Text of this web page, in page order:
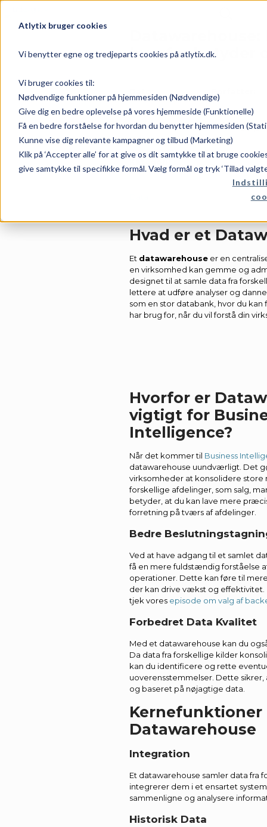
Atlytix bruger cookies
Vi benytter egne og tredjeparts cookies på atlytix.dk.
Vi bruger cookies til:
Nødvendige funktioner på hjemmesiden (Nødvendige)
Give dig en bedre oplevelse på vores hjemmeside (Funktionelle)
Få en bedre forståelse for hvordan du benytter hjemmesiden
Kunne vise dig relevante kampagner og tilbud (Marketing)
Klik på ‘Accepter alle’ for at give os dit samtykke til at bruge
give samtykke til specifikke formål. Vælg formål og tryk ‘Tillad
hvorfor betyder
marts 24, 2026 Rene
Hvad er et
Et datawarehouse er en
en virksomhed kan gemme og
designet til at samle data fra
lettere at udføre analyser og
som en stor databank, hvor du
har brug for, når du vil forstå din
Hvorfor er
vigtigt for
Intelligence?
Når det kommer til Business
datawarehouse uundværligt. Det
virksomheder at konsolidere
forskellige afdelinger, som salg,
betyder, at du kan lave mere
forretning på tværs af afdelinger.
Bedre
Ved at have adgang til et samlet
få en mere fuldstændig forståelse
operationer. Dette kan føre til
der kan drive vækst og effektivitet.
tjek vores episode om valg af
Forbedret Data Kvalitet
Med et datawarehouse kan du
Da data fra forskellige kilder
kan du identificere og rette
uoverensstemmelser. Dette
og baseret på nøjagtige data.
Kernefunktioner
Datawarehouse
Integration
Et datawarehouse samler data fra
integrerer dem i et ensartet
sammenligne og analysere
Historisk Data